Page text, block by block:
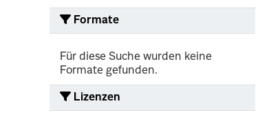
Formate
Für diese Suche wurden keine
Formate gefunden.
Lizenzen